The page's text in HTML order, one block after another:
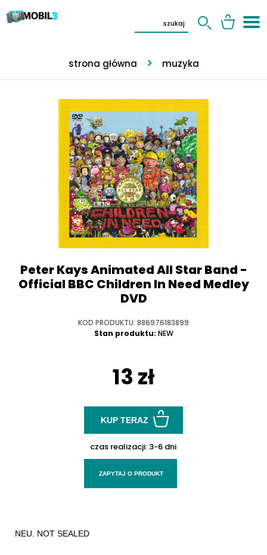
strona główna muzyka
Peter Kays Animated All Star Band ‎-
Official BBC Children In Need Medley
DVD
KOD PRODUKTU: 886976183899
Stan produktu: NEW
13 zł
KUP TERAZ
czas realizacji: 3-6 dni
ZAPYTAJ O PRODUKT
NEU. NOT SEALED